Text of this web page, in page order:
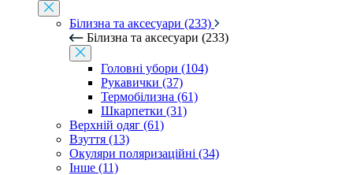
Білизна та аксесуари (233)
Білизна та аксесуари (233)
Головні убори (104)
Рукавички (37)
Термобілизна (61)
Шкарпетки (31)
Верхній одяг (61)
Взуття (13)
Окуляри поляризаційні (34)
Інше (11)